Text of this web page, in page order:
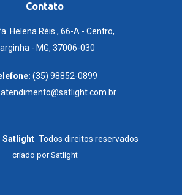
Contato
Helena Réis , 66-A - Centro,
- MG, 37006-030
(35) 98852-0899
atendimento@satlight.com.br
Satlight Todos direitos reservados
criado porSatlight